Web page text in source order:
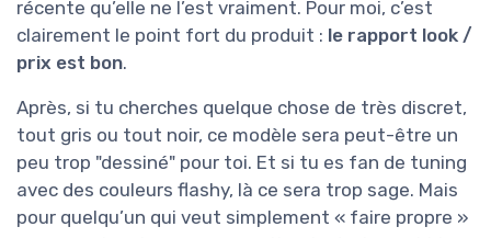
récente qu’elle ne l’est vraiment. Pour moi, c’est
clairement le point fort du produit : le rapport look /
prix est bon.
Après, si tu cherches quelque chose de très discret,
tout gris ou tout noir, ce modèle sera peut-être un
peu trop "dessiné" pour toi. Et si tu es fan de tuning
avec des couleurs flashy, là ce sera trop sage. Mais
pour quelqu’un qui veut simplement « faire propre »